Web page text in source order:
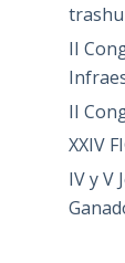
II
II
XXIV
IV y V